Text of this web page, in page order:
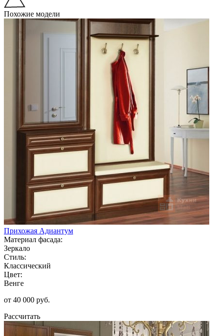
Похожие модели
Прихожая Адиантум
Материал фасада:
Зеркало
Стиль:
Классический
Цвет:
Венге
от 40 000 руб.
Рассчитать